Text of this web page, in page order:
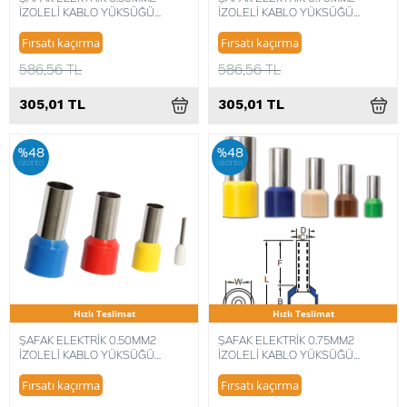
İZOLELİ KABLO YÜKSÜĞÜ
ADET) 8680734716631
Fırsatı kaçırma
586,56 TL
305,01 TL
İZOLELİ KABLO YÜKSÜĞÜ
8680734716341
Fırsatı kaçırma
586,56 TL
305,01 TL
%48
iskonto
Hızlı Teslimat
ŞAFAK ELEKTRİK 0.50MM2
İZOLELİ KABLO YÜKSÜĞÜ
8680734716334
Fırsatı kaçırma
%48
iskonto
Hızlı Teslimat
ŞAFAK ELEKTRİK 0.75MM2
İZOLELİ KABLO YÜKSÜĞÜ
(500 ADET) 8680734716648
Fırsatı kaçırma